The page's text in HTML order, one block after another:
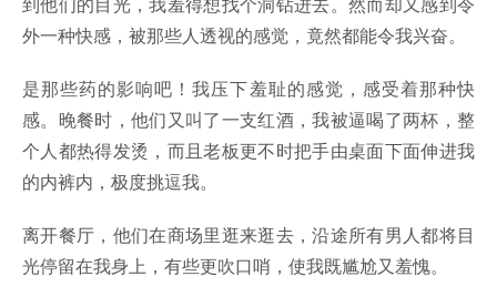
外一种快感，被那些人透视的感觉，竟然都能令我兴奋。
是那些药的影响吧！我压下羞耻的感觉，感受着那种快
感。晚餐时，他们又叫了一支红酒，我被逼喝了两杯，整
个人都热得发烫，而且老板更不时把手由桌面下面伸进我
的内裤内，极度挑逗我。
离开餐厅，他们在商场里逛来逛去，沿途所有男人都将目
光停留在我身上，有些更吹口哨，使我既尴尬又羞愧。